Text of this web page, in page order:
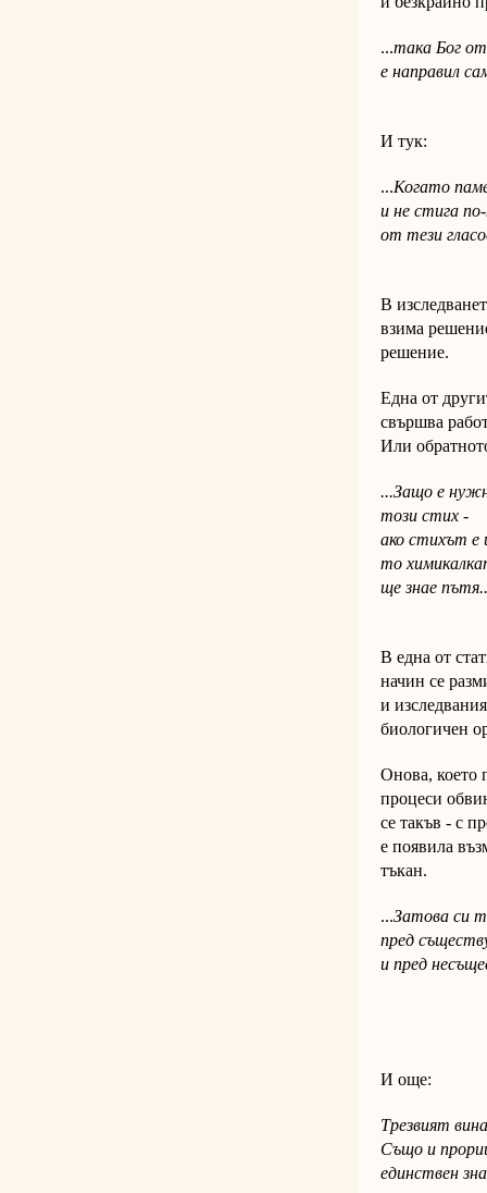
...така Бог
е направил
И тук:
...Когато
и не стига
от тези
В
взима
решение.
Една от
свършва
Или
...Защо е
този стих -
ако стихът е
то
ще знае
В една от
начин се
и
биологичен
Онова, което
процеси
се такъв - с
е появила
тъкан.
...Затова си
пред
и пред
И още:
Трезвият
Също и
единствен